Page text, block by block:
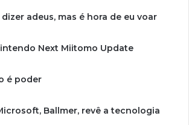
adeus, mas é hora de eu voar
Next Miitomo Update
é poder
Ballmer, revê a tecnologia